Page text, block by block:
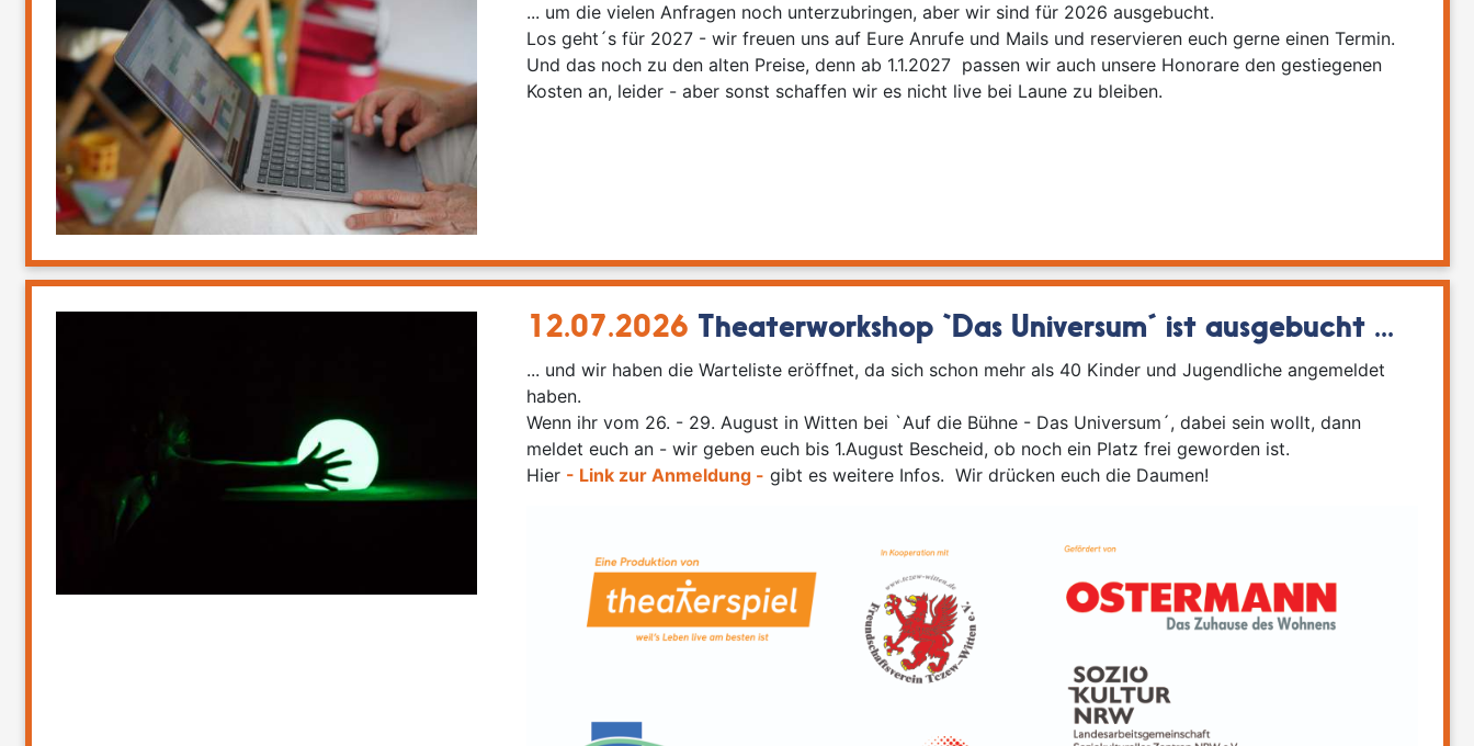
... um die vielen Anfragen noch unterzubringen, aber wir sind für 2026 ausgebucht.
Los geht´s für 2027 - wir freuen uns auf Eure Anrufe und Mails und reservieren euch gerne einen Termin.
Und das noch zu den alten Preise, denn ab 1.1.2027 passen wir auch unsere Honorare den gestiegenen
Kosten an, leider - aber sonst schaffen wir es nicht live bei Laune zu bleiben.
12.07.2026 Theaterworkshop `Das Universum´ ist ausgebucht ...
... und wir haben die Warteliste eröffnet, da sich schon mehr als 40 Kinder und Jugendliche angemeldet
haben.
Wenn ihr vom 26. - 29. August in Witten bei `Auf die Bühne - Das Universum´, dabei sein wollt, dann
meldet euch an - wir geben euch bis 1.August Bescheid, ob noch ein Platz frei geworden ist.
Hier - Link zur Anmeldung - gibt es weitere Infos. Wir drücken euch die Daumen!